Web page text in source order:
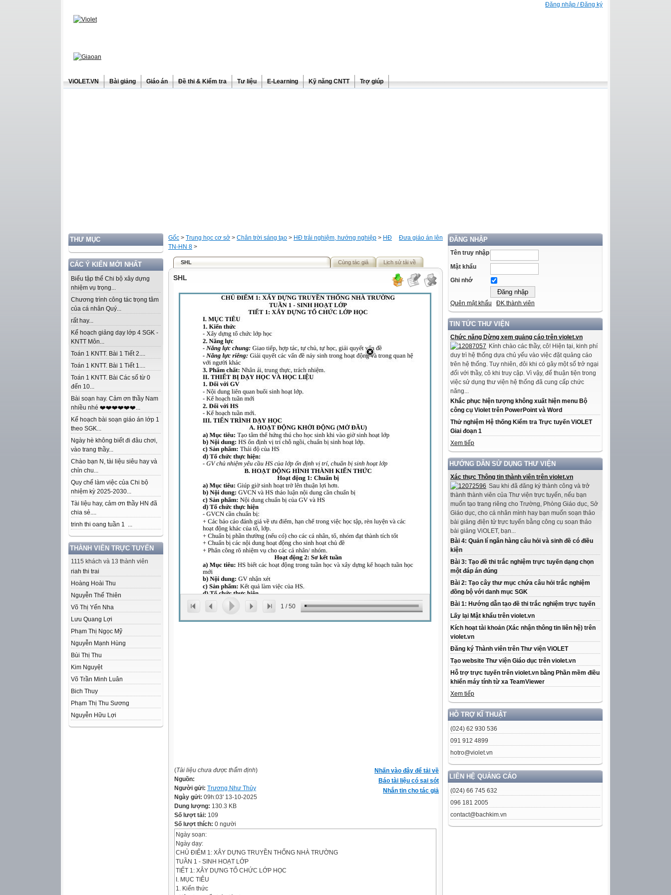
Đăng nhập / Đăng ký
ViOLET.VN Bài giảng Giáo án Đề thi & Kiểm tra Tư liệu E-Learning Kỹ năng CNTT Trợ giúp
THƯ MỤC
CÁC Ý KIẾN MỚI NHẤT
Biểu tập thể Chi bộ xây dựng
nhiệm vụ trọng...
Chương trình công tác trọng tâm
của cá nhân Quý...
rất hay...
Kế hoạch giảng dạy lớp 4 SGK -
KNTT Môn...
Toán 1 KNTT. Bài 1 Tiết 2....
Toán 1 KNTT. Bài 1 Tiết 1....
Toán 1 KNTT. Bài Các số từ 0
đến 10...
Bài soạn hay. Cảm ơn thầy Nam
nhiều nhé ❤️❤️❤️❤️❤️❤️...
Kế hoạch bài soạn giáo án lớp 1
theo SGK...
Ngày hè không biết đi đâu chơi,
vào trang thầy...
Chào bạn N, tài liệu siêu hay và
chỉn chu...
Quy chế làm việc của Chi bộ
nhiệm kỳ 2025-2030...
Tài liệu hay, cảm ơn thầy HN đã
chia sẻ....
trinh thi oang tuần 1 ...
THÀNH VIÊN TRỰC TUYẾN
1115 khách và 13 thành viên
riah thi trai
Hoàng Hoài Thu
Nguyễn Thế Thiên
Võ Thị Yến Nha
Lưu Quang Lợi
Phạm Thị Ngọc Mỹ
Nguyễn Mạnh Hùng
Bùi Thị Thu
Kim Nguyệt
Võ Trần Minh Luân
Bich Thuy
Phạm Thị Thu Sương
Nguyễn Hữu Lợi
ĐĂNG NHẬP
Tên truy nhập
Mật khẩu
Ghi nhớ
Quên mật khẩu ĐK thành viên
TIN TỨC THƯ VIỆN
Chức năng Dừng xem quảng cáo trên violet.vn
Kính chào các thầy, cô! Hiện tại, kinh phí
duy trì hệ thống dựa chủ yếu vào việc đặt quảng cáo
trên hệ thống. Tuy nhiên, đôi khi có gây một số trở ngại
đối với thầy, cô khi truy cập. Vì vậy, để thuận tiện trong
việc sử dụng thư viện hệ thống đã cung cấp chức
năng...
Khắc phục hiện tượng không xuất hiện menu Bộ
công cụ Violet trên PowerPoint và Word
Thử nghiệm Hệ thống Kiểm tra Trực tuyến ViOLET
Giai đoạn 1
Xem tiếp
HƯỚNG DẪN SỬ DỤNG THƯ VIỆN
Xác thực Thông tin thành viên trên violet.vn
Sau khi đã đăng ký thành công và trở
thành thành viên của Thư viện trực tuyến, nếu bạn
muốn tạo trang riêng cho Trường, Phòng Giáo dục, Sở
Giáo dục, cho cá nhân mình hay bạn muốn soạn thảo
bài giảng điện tử trực tuyến bằng công cụ soạn thảo
bài giảng ViOLET, bạn...
Bài 4: Quản lí ngân hàng câu hỏi và sinh đề có điều
kiện
Bài 3: Tạo đề thi trắc nghiệm trực tuyến dạng chọn
một đáp án đúng
Bài 2: Tạo cây thư mục chứa câu hỏi trắc nghiệm
đồng bộ với danh mục SGK
Bài 1: Hướng dẫn tạo đề thi trắc nghiệm trực tuyến
Lấy lại Mật khẩu trên violet.vn
Kích hoạt tài khoản (Xác nhận thông tin liên hệ) trên
violet.vn
Đăng ký Thành viên trên Thư viện ViOLET
Tạo website Thư viện Giáo dục trên violet.vn
Hỗ trợ trực tuyến trên violet.vn bằng Phần mềm điều
khiển máy tính từ xa TeamViewer
Xem tiếp
HỖ TRỢ KĨ THUẬT
(024) 62 930 536
091 912 4899
hotro@violet.vn
LIÊN HỆ QUẢNG CÁO
(024) 66 745 632
096 181 2005
contact@bachkim.vn
Đưa giáo án lên
Gốc > Trung học cơ sở > Chân trời sáng tạo > HĐ trải nghiệm, hướng nghiệp > HĐ
TN-HN 8 >
SHL Cùng tác giả Lịch sử tải về
SHL
1 /50
Nhấn vào đây để tải về
Báo tài liệu có sai sót
Nhắn tin cho tác giả
(Tài liệu chưa được thẩm định)
Nguồn:
Người gửi: Trương Như Thủy
Ngày gửi: 09h:03' 13-10-2025
Dung lượng: 130.3 KB
Số lượt tải: 109
Số lượt thích: 0 người
Ngày soạn:
Ngày dạy:
CHỦ ĐIỂM 1: XÂY DỰNG TRUYỀN THỐNG NHÀ TRƯỜNG
TUẦN 1 - SINH HOẠT LỚP
TIẾT 1: XÂY DỰNG TỔ CHỨC LỚP HỌC
I. MỤC TIÊU
1. Kiến thức